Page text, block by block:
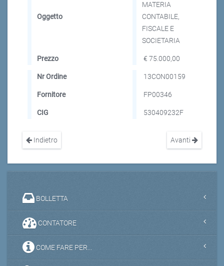
Oggetto
MATERIA
CONTABILE,
FISCALE E
SOCIETARIA
Prezzo € 75.000,00
Nr Ordine 13CON00159
Fornitore FP00346
CIG 530409232F
Indietro Avanti
BOLLETTA
CONTATORE
COME FARE PER...